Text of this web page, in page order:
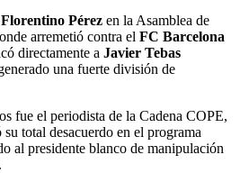
Florentino Pérez en la Asamblea de
arremetió contra el FC Barcelona
directamente a Javier Tebas
una fuerte división de
fue el periodista de la Cadena COPE,
su total desacuerdo en el programa
al presidente blanco de manipulación